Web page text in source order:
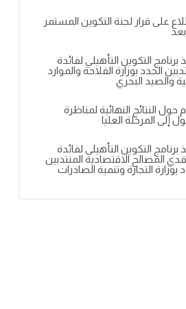
على قرار لجنة التكوين المستمر
برنامج التكوين التأهيلي لفائدة
الجدد بوزارة الفلاحة والموارد
والصيد البحري
حول النتائج النهائية لمناظرة
إلى المرحلة العليا
برنامج التكوين التأهيلي لفائدة
المصالح الاقتصادية المنتدبين
بوزارة التجارة وتنمية الصادرات